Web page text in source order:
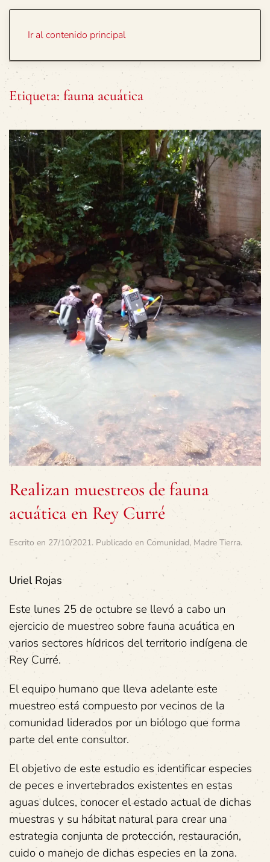
Ir al contenido principal
Etiqueta: fauna acuática
Realizan muestreos de fauna
acuática en Rey Curré
Escrito en 27/10/2021. Publicado en Comunidad, Madre Tierra.
Uriel Rojas
Este lunes 25 de octubre se llevó a cabo un
ejercicio de muestreo sobre fauna acuática en
varios sectores hídricos del territorio indígena de
Rey Curré.
El equipo humano que lleva adelante este
muestreo está compuesto por vecinos de la
comunidad liderados por un biólogo que forma
parte del ente consultor.
El objetivo de este estudio es identificar especies
de peces e invertebrados existentes en estas
aguas dulces, conocer el estado actual de dichas
muestras y su hábitat natural para crear una
estrategia conjunta de protección, restauración,
cuido o manejo de dichas especies en la zona.